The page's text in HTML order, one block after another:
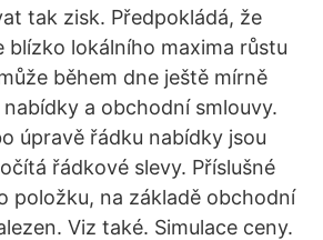
tak zisk. Předpokládá, že
blízko lokálního maxima růstu
během dne ještě mírně
a obchodní smlouvy.
úpravě řádku nabídky jsou
řádkové slevy. Příslušné
položku, na základě obchodní
Viz také. Simulace ceny.